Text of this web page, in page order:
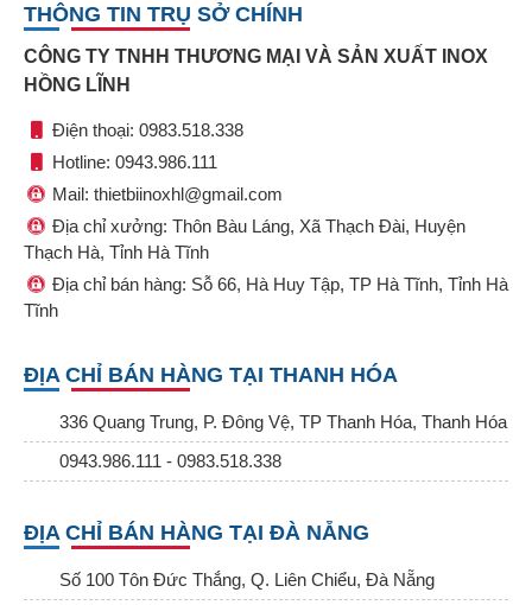
THÔNG TIN TRỤ SỞ CHÍNH
CÔNG TY TNHH THƯƠNG MẠI VÀ SẢN XUẤT INOX
HỒNG LĨNH
Điện thoại: 0983.518.338
Hotline: 0943.986.111
Mail: thietbiinoxhl@gmail.com
Địa chỉ xưởng: Thôn Bàu Láng, Xã Thạch Đài, Huyện
Thạch Hà, Tỉnh Hà Tĩnh
Địa chỉ bán hàng: Sỗ 66, Hà Huy Tập, TP Hà Tĩnh, Tỉnh Hà
Tĩnh
ĐỊA CHỈ BÁN HÀNG TẠI THANH HÓA
336 Quang Trung, P. Đông Vệ, TP Thanh Hóa, Thanh Hóa
0943.986.111 - 0983.518.338
ĐỊA CHỈ BÁN HÀNG TẠI ĐÀ NẴNG
Số 100 Tôn Đức Thắng, Q. Liên Chiểu, Đà Nẵng